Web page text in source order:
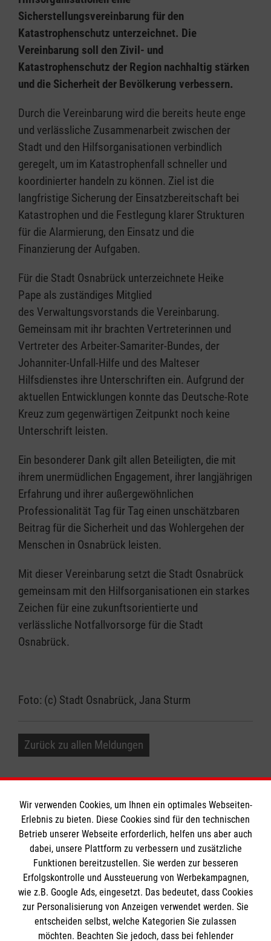
Sicherstellungsvereinbarung für den
Katastrophenschutz unterzeichnet. Die
Vereinbarung soll den Zivil- und
Katastrophenschutz der Region nachhaltig stärken
und die Sicherheit der Bevölkerung verbessern.
Durch die Vereinbarung wird die bereits heute enge
und verlässliche Zusammenarbeit zwischen der
Stadt und den Hilfsorganisationen verbindlich
geregelt, um im Katastrophenfall schneller und
koordinierter handeln zu können. Ziel ist die
langfristige Sicherung der Einsatzbereitschaft bei
Katastrophen und die Festlegung klarer Strukturen
für die Alarmierung, den Einsatz und die
Finanzierung der Aufgaben.
Für die Stadt Osnabrück unterzeichnete Heike
Pape als zuständiges Mitglied
des Verwaltungsvorstands die Vereinbarung.
Gemeinsam mit ihr brachten Vertreterinnen und
Vertreter des Arbeiter-Samariter-Bundes, der
Johanniter-Unfall-Hilfe und des Malteser
Hilfsdienstes ihre Unterschriften ein. Aufgrund der
aktuellen Entwicklungen konnte das Deutsche-Rote
Kreuz zum gegenwärtigen Zeitpunkt noch keine
Unterschrift leisten.
Ein besonderer Dank gilt allen Beteiligten, die mit
ihrem unermüdlichen Engagement, ihrer langjährigen
Erfahrung und ihrer außergewöhnlichen
Professionalität Tag für Tag einen unschätzbaren
Beitrag für die Sicherheit und das Wohlergehen der
Menschen in Osnabrück leisten.
Mit dieser Vereinbarung setzt die Stadt Osnabrück
gemeinsam mit den Hilfsorganisationen ein starkes
Zeichen für eine zukunftsorientierte und
verlässliche Notfallvorsorge für die Stadt
Osnabrück.
Foto: (c) Stadt Osnabrück, Jana Sturm
Zurück zu allen Meldungen
Informationen
Impressum
Datenschutz
Kontakt
Barrierefreiheit
Die Malteser
Wir verwenden Cookies, um Ihnen ein optimales Webseiten-
Erlebnis zu bieten. Diese Cookies sind für den technischen
Betrieb unserer Webseite erforderlich, helfen uns aber auch
dabei, unsere Plattform zu verbessern und zusätzliche
Funktionen bereitzustellen. Sie werden zur besseren
Erfolgskontrolle und Aussteuerung von Werbekampagnen,
wie z.B. Google Ads, eingesetzt. Das bedeutet, dass Cookies
zur Personalisierung von Anzeigen verwendet werden. Sie
entscheiden selbst, welche Kategorien Sie zulassen
möchten. Beachten Sie jedoch, dass bei fehlender